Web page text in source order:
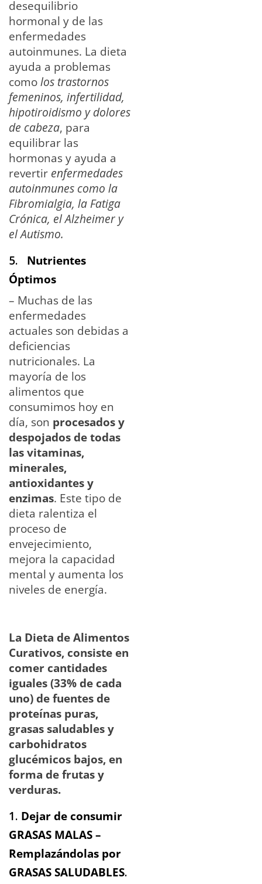
desequilibrio
hormonal y de las
enfermedades
autoinmunes. La dieta
ayuda a problemas
comolos trastornos
femeninos, infertilidad,
hipotiroidismo y dolores
de cabeza, para
equilibrar las
hormonas y ayuda a
revertir enfermedades
autoinmunes como la
Fibromialgia, la Fatiga
Crónica, el Alzheimer y
el Autismo.
5.
Nutrientes
Óptimos
– Muchas de las
enfermedades
actuales son debidas a
deficiencias
nutricionales. La
mayoría de los
alimentos que
consumimos hoy en
día, son procesados y
despojados de todas
las vitaminas,
minerales,
antioxidantes y
enzimas. Este tipo de
dieta ralentiza el
proceso de
envejecimiento,
mejora la capacidad
mental y aumenta los
niveles de energía.
La Dieta de Alimentos
Curativos, consiste en
comer cantidades
iguales (33% de cada
uno) de fuentes de
proteínas puras,
grasas saludables y
carbohidratos
glucémicos bajos, en
forma de frutas y
verduras.
1. Dejar de consumir
GRASAS MALAS –
Remplazándolas por
GRASAS SALUDABLES.